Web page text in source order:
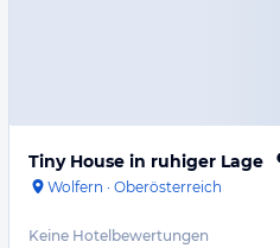
Tiny House in ruhiger Lage
Wolfern · Oberösterreich
Keine Hotelbewertungen